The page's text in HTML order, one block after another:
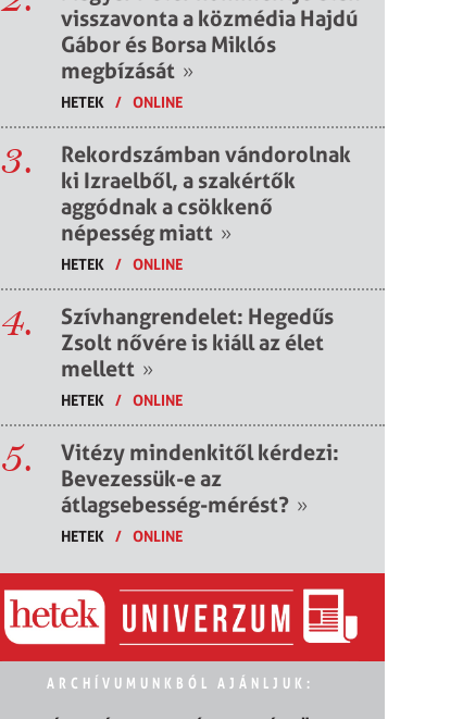
visszavonta a közmédia Hajdú
Gábor és Borsa Miklós
megbízását »
HETEK / ONLINE
3.
Rekordszámban vándorolnak
ki Izraelből, a szakértők
aggódnak a csökkenő
népesség miatt »
HETEK / ONLINE
4.
Szívhangrendelet: Hegedűs
Zsolt nővére is kiáll az élet
mellett »
HETEK / ONLINE
5.
Vitézy mindenkitől kérdezi:
Bevezessük-e az
átlagsebesség-mérést? »
HETEK / ONLINE
ARCHÍVUMUNKBÓL AJÁNLJUK: